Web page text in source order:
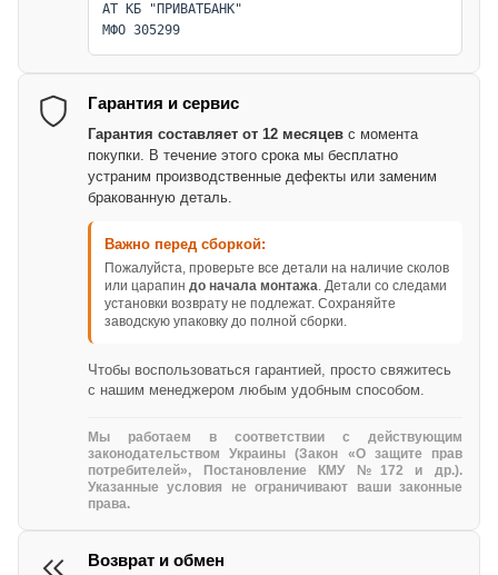
АТ КБ "ПРИВАТБАНК"
МФО 305299
Гарантия и сервис
Гарантия составляет от 12 месяцев с момента
покупки. В течение этого срока мы бесплатно
устраним производственные дефекты или заменим
бракованную деталь.
Важно перед сборкой:
Пожалуйста, проверьте все детали на наличие сколов
или царапин до начала монтажа. Детали со следами
установки возврату не подлежат. Сохраняйте
заводскую упаковку до полной сборки.
Чтобы воспользоваться гарантией, просто свяжитесь
с нашим менеджером любым удобным способом.
Мы работаем в соответствии с действующим
законодательством Украины (Закон «О защите прав
потребителей», Постановление КМУ №172 и др.).
Указанные условия не ограничивают ваши законные
права.
Возврат и обмен